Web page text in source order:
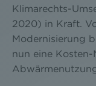
Klimarechts-
2020) in Kraft.
Modernisierung
nun eine